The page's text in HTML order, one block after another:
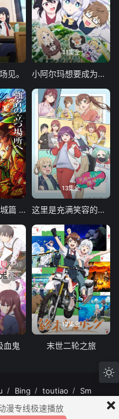
见。
11集全
小阿尔玛想要成为家人
鬼灭之刃 无限城篇 第一章 猗窝座再袭
13集全
这里是充满笑容的职场。
血鬼
12集全
末世二轮之旅
Bing toutiao Sm
~MuteFun动漫网站所有内容均来
未提供资源上传、存储服务。
×
漫专线极速播放